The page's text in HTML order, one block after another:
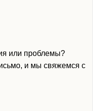
или проблемы?
и мы свяжемся с